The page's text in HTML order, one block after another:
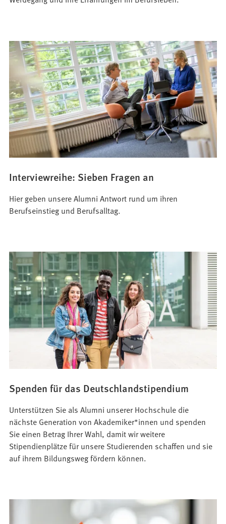
Interviewreihe: Sieben Fragen an
Hier geben unsere Alumni Antwort rund um ihren
Berufseinstieg und Berufsalltag.
Spenden für das Deutschlandstipendium
Unterstützen Sie als Alumni unserer Hochschule die
nächste Generation von Akademiker*innen und spenden
Sie einen Betrag Ihrer Wahl, damit wir weitere
Stipendienplätze für unsere Studierenden schaffen und sie
auf ihrem Bildungsweg fördern können.